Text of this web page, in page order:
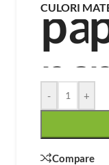
CULORI
- +
Compare